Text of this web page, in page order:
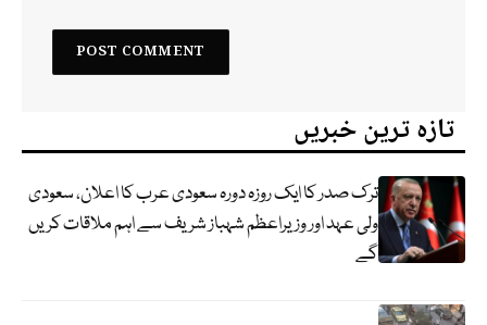
تازہ ترین خبریں
ترک صدر کا ایک روزہ دورہ سعودی عرب کا اعلان، سعودی
ولی عہد اور وزیراعظم شہباز شریف سے اہم ملاقات کریں
گے